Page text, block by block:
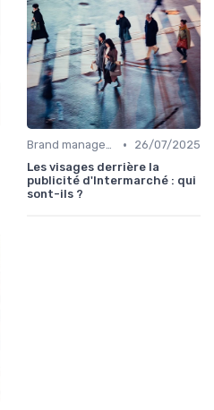
Brand management & branding •
26/07/2025
Les visages derrière la
publicité d'Intermarché : qui
sont-ils ?